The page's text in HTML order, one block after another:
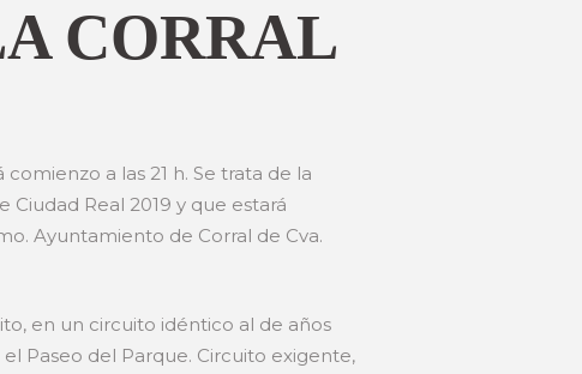
CORRAL
a las 21 h. Se trata de la
Real 2019 y que estará
Ayuntamiento de Corral de Cva.
en un circuito idéntico al de años
Paseo del Parque. Circuito exigente,